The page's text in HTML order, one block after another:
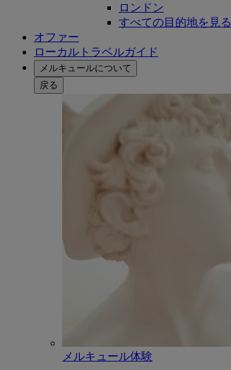
ロンドン
すべての目的地を見る
オファー
ローカルトラベルガイド
メルキュールについて
戻る
メルキュール体験